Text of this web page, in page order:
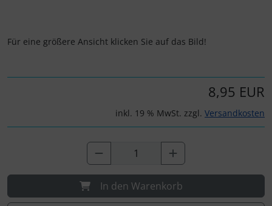
Für eine größere Ansicht klicken Sie auf das Bild!
8,95 EUR
inkl. 19 % MwSt. zzgl. Versandkosten
In den Warenkorb